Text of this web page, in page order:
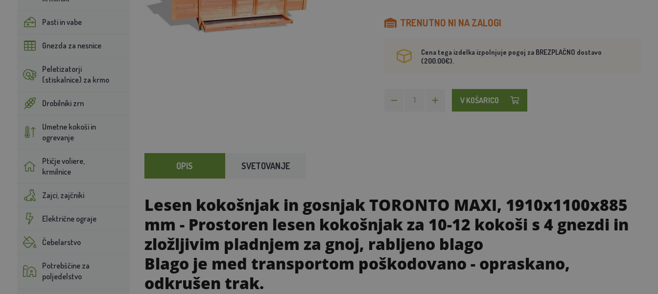
Pasti in vabe
Gnezda za nesnice
Peletizatorji
(stiskalnice) za krmo
Drobilniki zrn
Umetne kokoši in
ogrevanje
Ptičje voliere,
krmilnice
Zajci, zajčniki
Električne ograje
Čebelarstvo
Potrebščine za
poljedelstvo
TRENUTNO NI NA ZALOGI
Cena tega izdelka izpolnjuje pogoj za BREZPLAČNO dostavo
(200.00€).
V KOŠARICO
OPIS SVETOVANJE
Lesen kokošnjak in gosnjak TORONTO MAXI, 1910x1100x885
mm - Prostoren lesen kokošnjak za 10-12 kokoši s 4 gnezdi in
zložljivim pladnjem za gnoj, rabljeno blago
Blago je med transportom poškodovano - opraskano,
odkrušen trak.